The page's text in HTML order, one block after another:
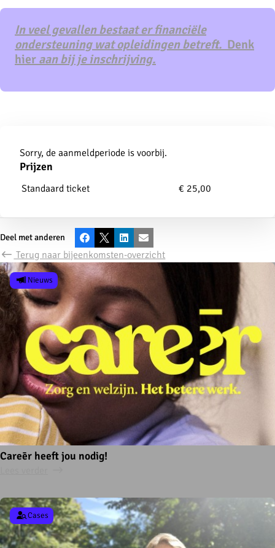
In veel gevallen bestaat er financiële
ondersteuning wat opleidingen betreft. Denk
hier aan bij je inschrijving.
Aanmelden
Sorry, de aanmeldperiode is voorbij.
Prijzen
Standaard ticket € 25,00
Deel met anderen Facebook
X LinkedInE-mail
Terug naar bijeenkomsten-overzicht
Careēr heeft jou nodig!
Nieuws
Cases